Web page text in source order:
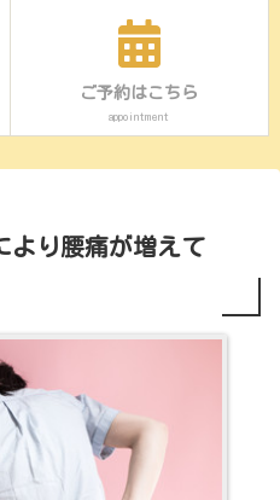
ご予約はこちら
appointment
より腰痛が増えて